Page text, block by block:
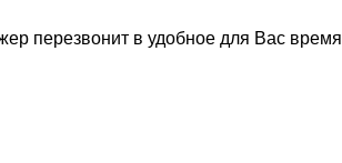
перезвонит в удобное для Вас время